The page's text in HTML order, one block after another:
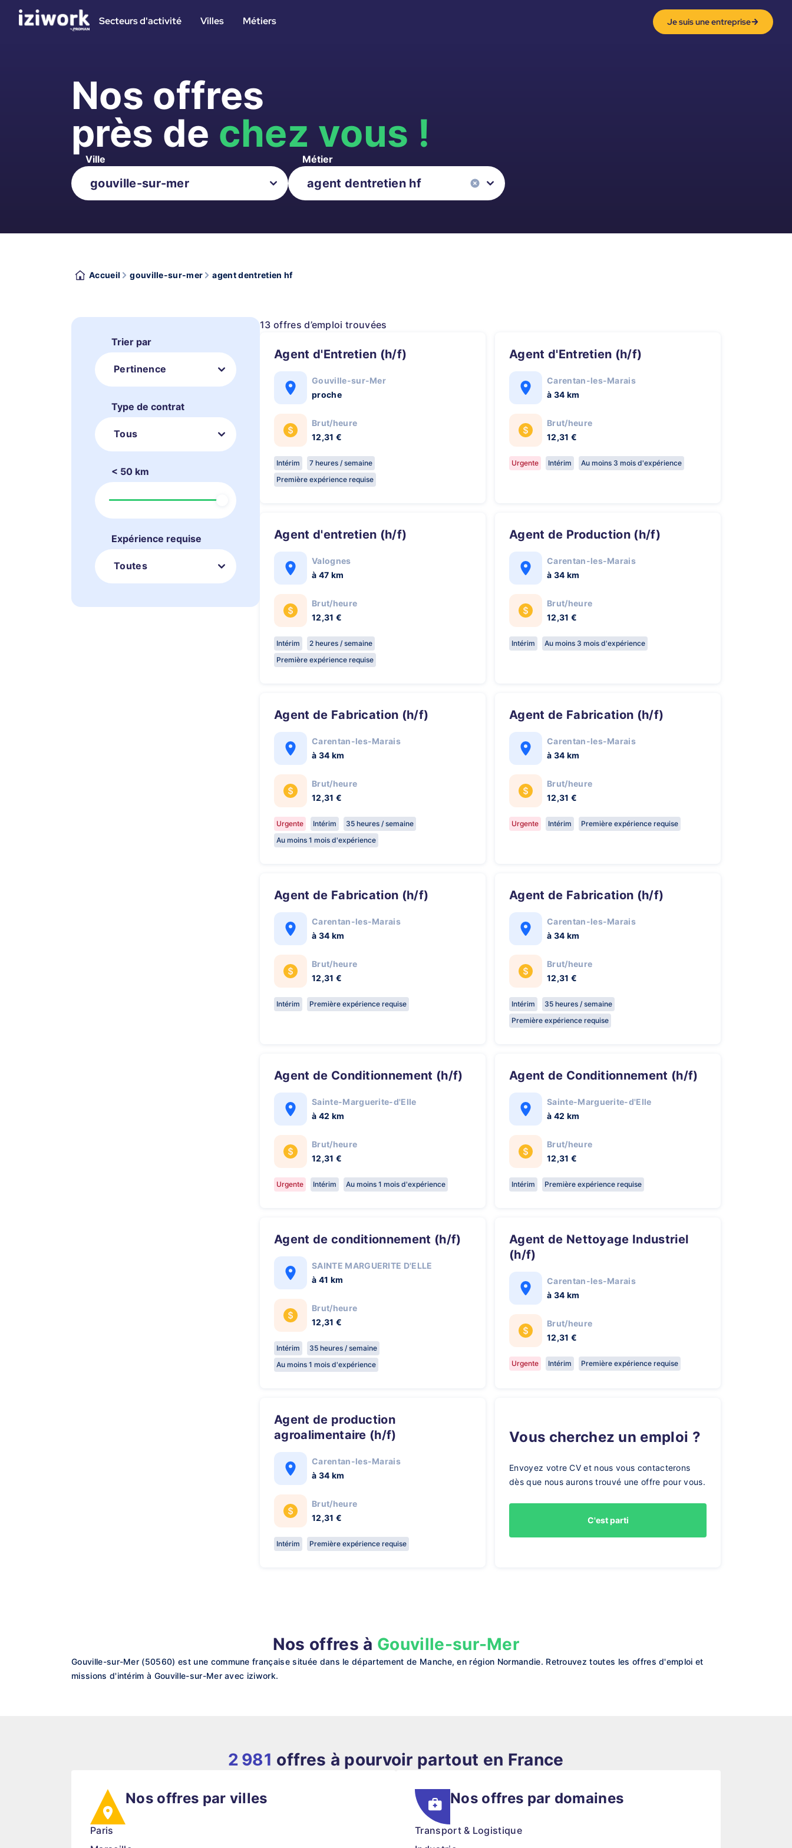
Secteurs d'activité Villes Métiers Je suis une entreprise
Nos offres
près de chez vous !
Ville Métier
Accueil gouville-sur-mer agent dentretien hf
Trier par
Pertinence
Type de contrat
Tous
< 50 km
Expérience requise
Toutes
13 offres d’emploi trouvées
Agent d'Entretien (h/f)
Gouville-sur-Mer
proche
Brut/heure
12,31 €
Intérim
7 heures / semaine
Première expérience requise
Agent d'Entretien (h/f)
Carentan-les-Marais
à 34 km
Brut/heure
12,31 €
Urgente Intérim Au moins 3 mois d'expérience
Agent d'entretien (h/f)
Valognes
à 47 km
Brut/heure
12,31 €
Intérim
2 heures / semaine
Première expérience requise
Agent de Production (h/f)
Carentan-les-Marais
à 34 km
Brut/heure
12,31 €
Intérim Au moins 3 mois d'expérience
Agent de Fabrication (h/f)
Carentan-les-Marais
à 34 km
Brut/heure
12,31 €
Urgente Intérim
35 heures / semaine
Au moins 1 mois d'expérience
Agent de Fabrication (h/f)
Carentan-les-Marais
à 34 km
Brut/heure
12,31 €
Urgente Intérim Première expérience requise
Agent de Fabrication (h/f)
Carentan-les-Marais
à 34 km
Brut/heure
12,31 €
Intérim Première expérience requise
Agent de Fabrication (h/f)
Carentan-les-Marais
à 34 km
Brut/heure
12,31 €
Intérim
35 heures / semaine
Première expérience requise
Agent de Conditionnement (h/f)
Sainte-Marguerite-d'Elle
à 42 km
Brut/heure
12,31 €
Urgente Intérim Au moins 1 mois d'expérience
Agent de Conditionnement (h/f)
Sainte-Marguerite-d'Elle
à 42 km
Brut/heure
12,31 €
Intérim Première expérience requise
Agent de conditionnement (h/f)
SAINTE MARGUERITE D'ELLE
à 41 km
Brut/heure
12,31 €
Intérim
35 heures / semaine
Au moins 1 mois d'expérience
Agent de Nettoyage Industriel
(h/f)
Carentan-les-Marais
à 34 km
Brut/heure
12,31 €
Urgente Intérim Première expérience requise
Agent de production
agroalimentaire (h/f)
Carentan-les-Marais
à 34 km
Brut/heure
12,31 €
Intérim Première expérience requise
Vous cherchez un emploi ?
Envoyez votre CV et nous vous contacterons
dès que nous aurons trouvé une offre pour vous.
C'est parti
Nos offres à Gouville-sur-Mer
Gouville-sur-Mer (50560) est une commune française située dans le département de Manche, en région Normandie. Retrouvez toutes les offres d'emploi et
missions d'intérim à Gouville-sur-Mer avec iziwork.
2 981 offres à pourvoir partout en France
Nos offres par villes
Paris
Nos offres par domaines
Transport & Logistique